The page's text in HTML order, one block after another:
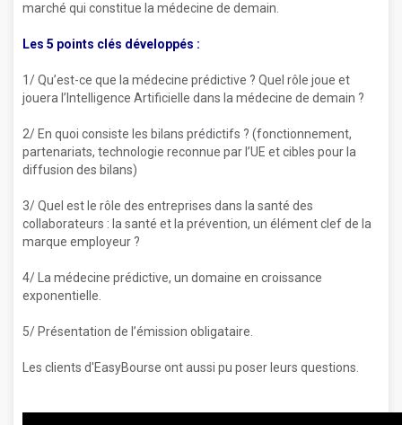
marché qui constitue la médecine de demain.
Les 5 points clés développés :
1/ Qu’est-ce que la médecine prédictive ? Quel rôle joue et
jouera l’Intelligence Artificielle dans la médecine de demain ?
2/ En quoi consiste les bilans prédictifs ? (fonctionnement,
partenariats, technologie reconnue par l’UE et cibles pour la
diffusion des bilans)
3/ Quel est le rôle des entreprises dans la santé des
collaborateurs : la santé et la prévention, un élément clef de la
marque employeur ?
4/ La médecine prédictive, un domaine en croissance
exponentielle.
5/ Présentation de l’émission obligataire.
Les clients d'EasyBourse ont aussi pu poser leurs questions.